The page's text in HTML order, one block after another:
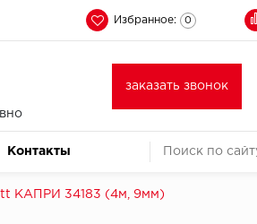
Избранное: 0
заказать звонок
Контакты
КАПРИ 34183 (4м, 9мм)